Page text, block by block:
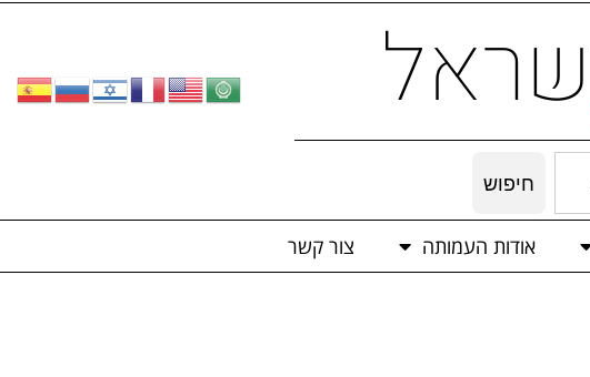
חיפוש
אודות העמותה צור קשר